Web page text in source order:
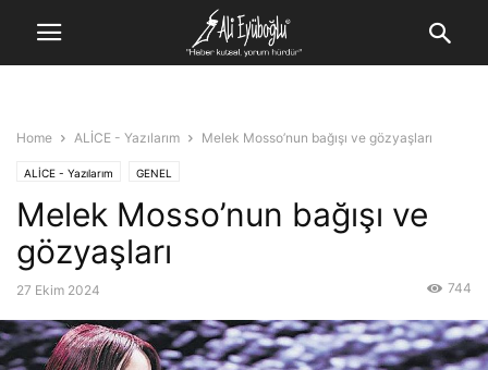
Home ALİCE - Yazılarım Melek Mosso’nun bağışı ve gözyaşları
ALİCE - Yazılarım GENEL
Melek Mosso’nun bağışı ve
gözyaşları
27 Ekim 2024 744